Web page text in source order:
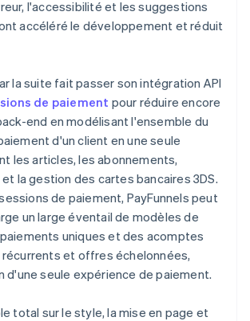
l'accessibilité et les suggestions
accéléré le développement et réduit
la suite fait passer son intégration API
de paiement pour réduire encore
end en modélisant l'ensemble du
d'un client en une seule
les articles, les abonnements,
la gestion des cartes bancaires 3DS.
de paiement, PayFunnels peut
un large éventail de modèles de
uniques et des acomptes
et offres échelonnées,
d'une seule expérience de paiement.
total sur le style, la mise en page et